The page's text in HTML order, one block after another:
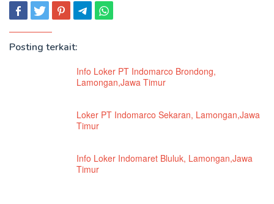
Posting terkait:
Info Loker PT Indomarco Brondong,
Lamongan,Jawa Timur
Loker PT Indomarco Sekaran, Lamongan,Jawa
Timur
Info Loker Indomaret Bluluk, Lamongan,Jawa
Timur